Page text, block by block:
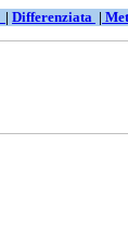
| Differenziata |